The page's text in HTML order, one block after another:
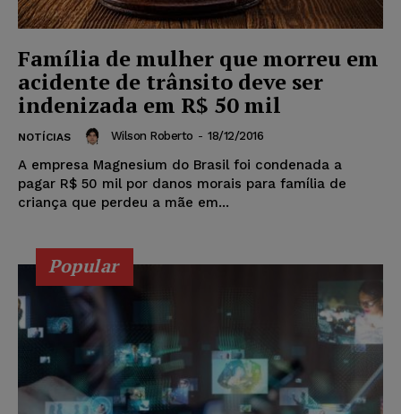
Família de mulher que morreu em
acidente de trânsito deve ser
indenizada em R$ 50 mil
NOTÍCIAS Wilson Roberto - 18/12/2016
A empresa Magnesium do Brasil foi condenada a
pagar R$ 50 mil por danos morais para família de
criança que perdeu a mãe em...
Popular